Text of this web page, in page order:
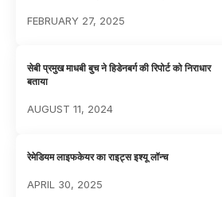
FEBRUARY 27, 2025
सेबी प्रमुख माधबी बुच ने हिडेनबर्ग की रिपोर्ट को निराधार
बताया
AUGUST 11, 2024
रेमेडियम लाइफकेयर का राइट्स इश्यू लॉन्च
APRIL 30, 2025